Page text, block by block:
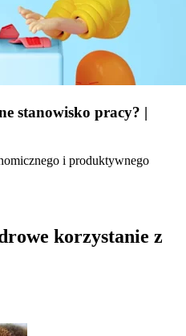
stanowisko pracy? |
i produktywnego
korzystanie z